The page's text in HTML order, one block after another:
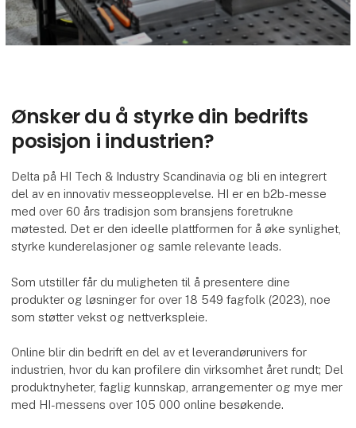
Ønsker du å styrke din bedrifts
posisjon i industrien?
Delta på HI Tech & Industry Scandinavia og bli en integrert
del av en innovativ messeopplevelse. HI er en b2b-messe
med over 60 års tradisjon som bransjens foretrukne
møtested. Det er den ideelle plattformen for å øke synlighet,
styrke kunderelasjoner og samle relevante leads.
Som utstiller får du muligheten til å presentere dine
produkter og løsninger for over 18 549 fagfolk (2023), noe
som støtter vekst og nettverkspleie.
Online blir din bedrift en del av et leverandørunivers for
industrien, hvor du kan profilere din virksomhet året rundt; Del
produktnyheter, faglig kunnskap, arrangementer og mye mer
med HI-messens over 105 000 online besøkende.